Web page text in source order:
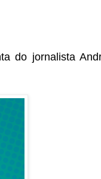
do jornalista